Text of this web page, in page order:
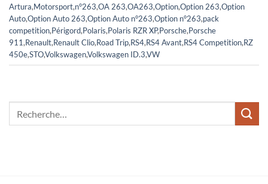
Artura,Motorsport,n°263,OA 263,OA263,Option,Option 263,Option
Auto,Option Auto 263,Option Auto n°263,Option n°263,pack
competition,Périgord,Polaris,Polaris RZR XP,Porsche,Porsche
911,Renault,Renault Clio,Road Trip,RS4,RS4 Avant,RS4 Competition,RZ
450e,STO,Volkswagen,Volkswagen ID.3,VW